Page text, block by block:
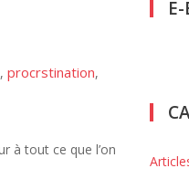
, procrstination,
à tout ce que l’on